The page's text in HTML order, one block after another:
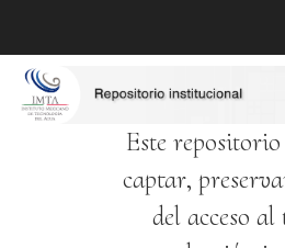
Este
captar,
del acceso